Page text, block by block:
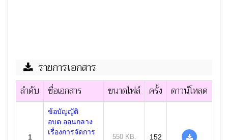
รายการเอกสาร
ลำดับ ชื่อเอกสาร ขนาดไฟล์ ครั้ง ดาวน์โหลด
1
ข้อบัญญัติ
อบต.ออนกลาง
เรื่องการจัดการ
550 KB. 152